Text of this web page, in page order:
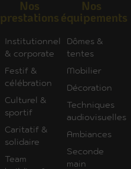
Nos
prestations
Institutionnel
& corporate
Festif &
célébration
Culturel &
sportif
Caritatif &
solidaire
Team
Nos
équipements
Dômes &
tentes
Mobilier
Décoration
Techniques
audiovisuelles
Ambiances
Seconde
main